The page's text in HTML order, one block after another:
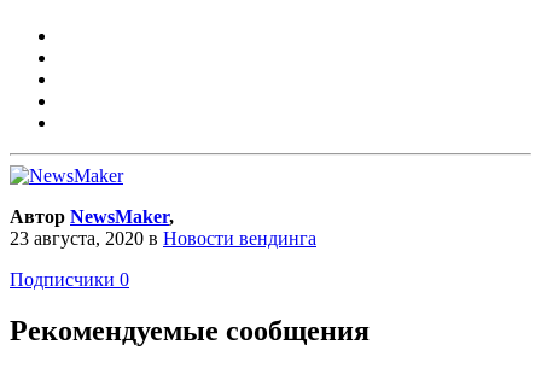
Автор NewsMaker,
23 августа, 2020 в Новости вендинга
Подписчики 0
Рекомендуемые сообщения